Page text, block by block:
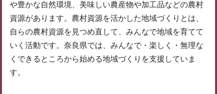
や豊かな自然環境、美味しい農産物や加工品などの農村
資源があります。農村資源を活かした地域づくりとは、
自らの農村資源を見つめ直して、みんなで地域を育てて
いく活動です。奈良県では、みんなで・楽しく・無理な
くできるところから始める地域づくりを支援していま
す。